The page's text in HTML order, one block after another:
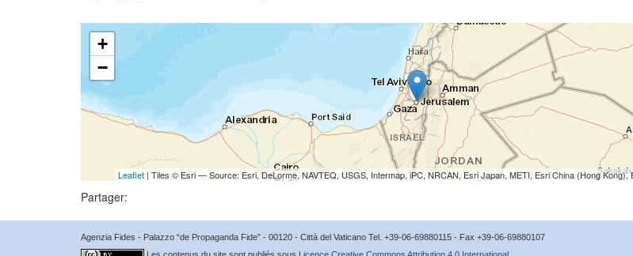
+
−
Leaflet| Tiles © Esri — Source: Esri, DeLorme, NAVTEQ, USGS, Intermap, iPC, NRCAN, Esri Japan, METI, Esri China (Hong Kong),
Partager:
Agenzia Fides - Palazzo “de Propaganda Fide” - 00120 - Città del Vaticano Tel. +39-06-69880115 - Fax +39-06-69880107